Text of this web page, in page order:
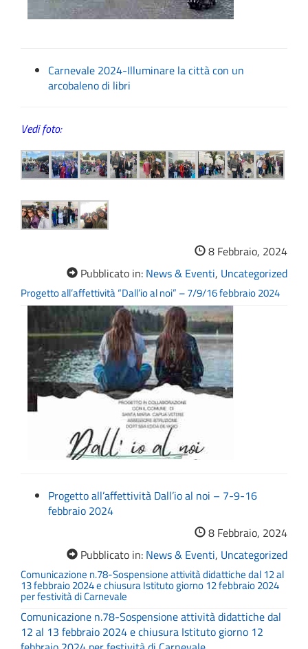
Carnevale 2024-Illuminare la città con un
arcobaleno di libri
Vedi foto:
8 Febbraio, 2024
Pubblicato in: News & Eventi, Uncategorized
Progetto all’affettività “Dall’io al noi” – 7/9/16 febbraio 2024
Progetto all’affettività Dall’io al noi – 7-9-16
febbraio 2024
8 Febbraio, 2024
Pubblicato in: News & Eventi, Uncategorized
Comunicazione n.78-Sospensione attività didattiche dal 12 al
13 febbraio 2024 e chiusura Istituto giorno 12 febbraio 2024
per festività di Carnevale
Comunicazione n.78-Sospensione attività didattiche dal
12 al 13 febbraio 2024 e chiusura Istituto giorno 12